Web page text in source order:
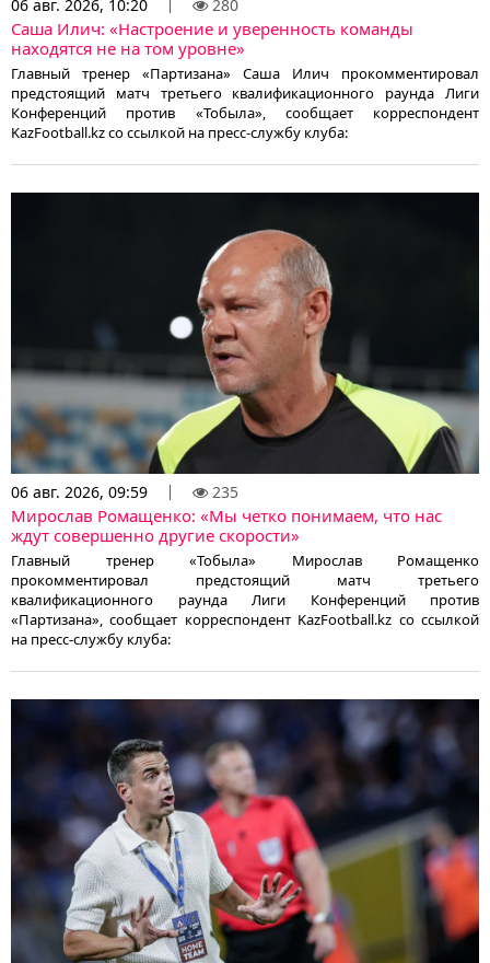
06 авг. 2026, 10:20 280
Саша Илич: «Настроение и уверенность команды
находятся не на том уровне»
Главный тренер «Партизана» Саша Илич прокомментировал
предстоящий матч третьего квалификационного раунда Лиги
Конференций против «Тобыла», сообщает корреспондент
KazFootball.kz со ссылкой на пресс-службу клуба:
06 авг. 2026, 09:59 235
Мирослав Ромащенко: «Мы четко понимаем, что нас
ждут совершенно другие скорости»
Главный тренер «Тобыла» Мирослав Ромащенко
прокомментировал предстоящий матч третьего
квалификационного раунда Лиги Конференций против
«Партизана», сообщает корреспондент KazFootball.kz со ссылкой
на пресс-службу клуба: